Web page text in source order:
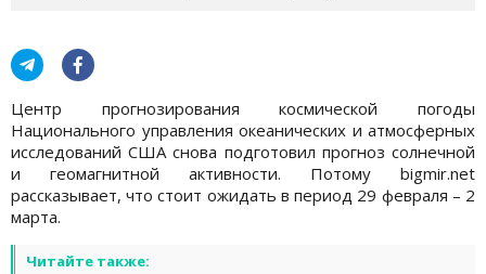
Центр прогнозирования космической погоды
Национального управления океанических и атмосферных
исследований США снова подготовил прогноз солнечной
и геомагнитной активности. Потому bigmir.net
рассказывает, что стоит ожидать в период 29 февраля – 2
марта.
Читайте также: